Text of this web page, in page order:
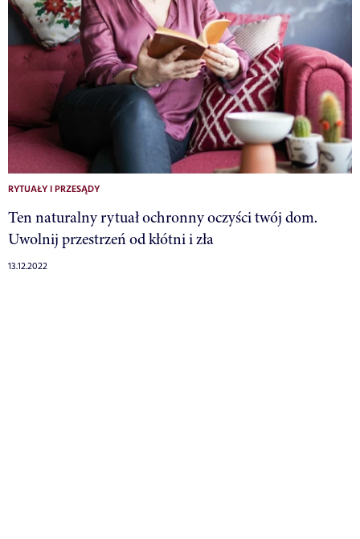
RYTUAŁY I PRZESĄDY
Ten naturalny rytuał ochronny oczyści twój dom.
Uwolnij przestrzeń od kłótni i zła
13.12.2022